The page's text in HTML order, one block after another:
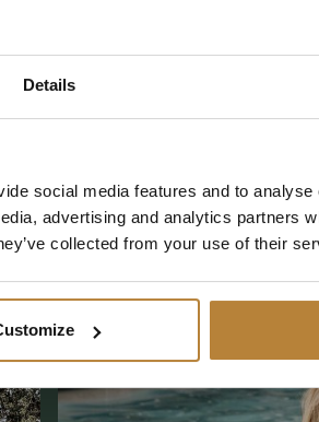
Details
social media features and to
advertising and analytics partners
collected from your use of their